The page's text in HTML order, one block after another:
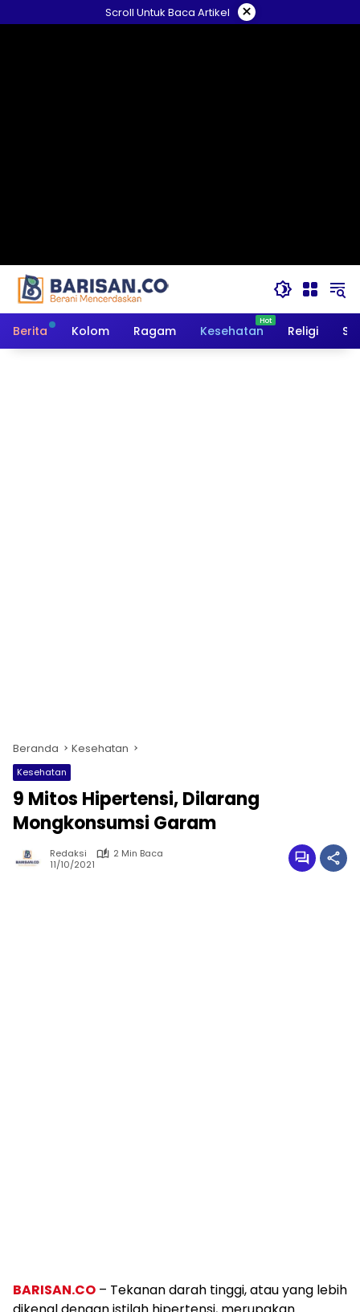
ke
Scroll Untuk Baca Artikel ×
Berita Kolom Ragam Kesehatan Religi
Beranda Kesehatan
Kesehatan
9 Mitos Hipertensi, Dilarang
Mongkonsumsi Garam
Redaksi
2 Min Baca
11/10/2021
BARISAN.CO – Tekanan darah tinggi, atau yang lebih